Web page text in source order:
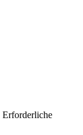
Erforderliche